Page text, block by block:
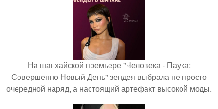
На шанхайской премьере "Человека - Паука:
Совершенно Новый День" зендея выбрала не просто
очередной наряд, а настоящий артефакт высокой моды.